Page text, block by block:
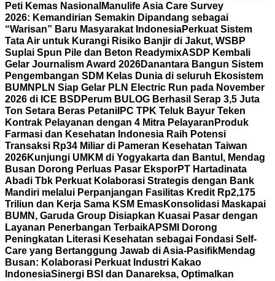
Peti Kemas Nasional Manulife Asia Care Survey
2026: Kemandirian Semakin Dipandang sebagai
“Warisan” Baru Masyarakat IndonesiaPerkuat Sistem
Tata Air untuk Kurangi Risiko Banjir di Jakut, WSBP
Suplai Spun Pile dan Beton ReadymixASDP Kembali
Gelar Journalism Award 2026Danantara Bangun Sistem
Pengembangan SDM Kelas Dunia di seluruh Ekosistem
BUMN PLN Siap Gelar PLN Electric Run pada November
2026 di ICE BSD Perum BULOG Berhasil Serap 3,5 Juta
Ton Setara Beras Petani IPC TPK Teluk Bayur Teken
Kontrak Pelayanan dengan 4 Mitra Pelayaran Produk
Farmasi dan Kesehatan Indonesia Raih Potensi
Transaksi Rp34 Miliar di Pameran Kesehatan Taiwan
2026Kunjungi UMKM di Yogyakarta dan Bantul, Mendag
Busan Dorong Perluas Pasar EksporPT Hartadinata
Abadi Tbk Perkuat Kolaborasi Strategis dengan Bank
Mandiri melalui Perpanjangan Fasilitas Kredit Rp2,175
Triliun dan Kerja Sama KSM EmasKonsolidasi Maskapai
BUMN, Garuda Group Disiapkan Kuasai Pasar dengan
Layanan Penerbangan TerbaikAPSMI Dorong
Peningkatan Literasi Kesehatan sebagai Fondasi Self-
Care yang Bertanggung Jawab di Asia-PasifikMendag
Busan: Kolaborasi Perkuat Industri Kakao
IndonesiaSinergi BSI dan Danareksa, Optimalkan